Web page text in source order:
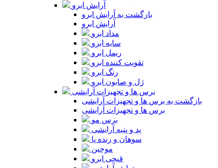
آرایش ابرو
بازگشت به آرایش ابرو
آرایش ابرو
مداد ابرو
سایه ابرو
ریمل ابرو
تقویت کننده ابرو
رنگ ابرو
ژل و صابون ابرو
برس ها و تجهیزات آرایشی
بازگشت به برس ها و تجهیزات آرایشی
برس ها و تجهیزات آرایشی
برس مو
پد و پنبه آرایشی
سوهان و رنده پا
موچین
قیچی ابرو